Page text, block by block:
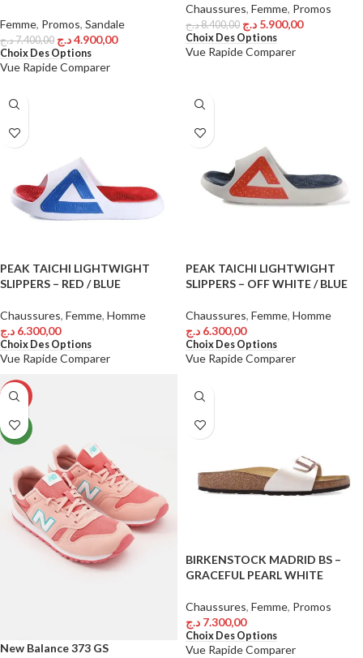
Femme, Promos, Sandale
7.400,00د.ج 4.900,00د.ج
Choix Des Options
Vue RapideComparer
Chaussures, Femme, Promos
8.400,00د.ج 5.900,00 د.ج
Choix Des Options
Vue RapideComparer
PEAK TAICHI LIGHTWIGHT
SLIPPERS – RED / BLUE
Chaussures, Femme, Homme
6.300,00 د.ج
Choix Des Options
Vue RapideComparer
PEAK TAICHI LIGHTWIGHT
SLIPPERS – OFF WHITE / BLUE
Chaussures, Femme, Homme
6.300,00 د.ج
Choix Des Options
Vue RapideComparer
-13%
NEW
New Balance 373 GS
BIRKENSTOCK MADRID BS –
GRACEFUL PEARL WHITE
Chaussures, Femme, Promos
7.300,00 د.ج
Choix Des Options
Vue RapideComparer